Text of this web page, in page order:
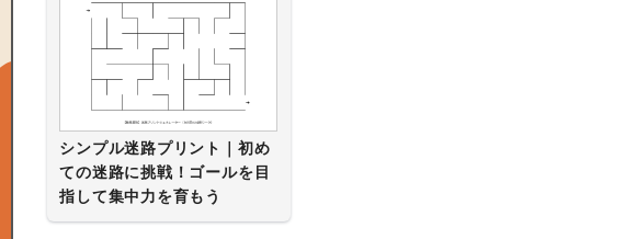
シンプル迷路プリント｜初め
ての迷路に挑戦！ゴールを目
指して集中力を育もう